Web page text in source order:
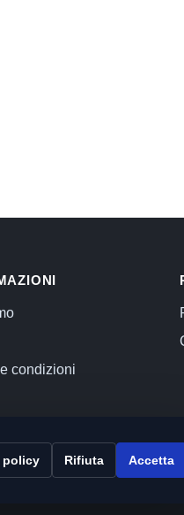
condizioni
policy Rifiuta Accetta